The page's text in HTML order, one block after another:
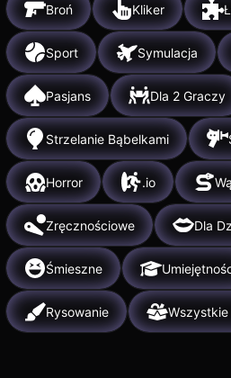
Broń Kliker
Sport Symulacja
Pasjans Dla 2 Graczy
Strzelanie Bąbelkami
Horror .io
Zręcznościowe Dla
Śmieszne
Rysowanie